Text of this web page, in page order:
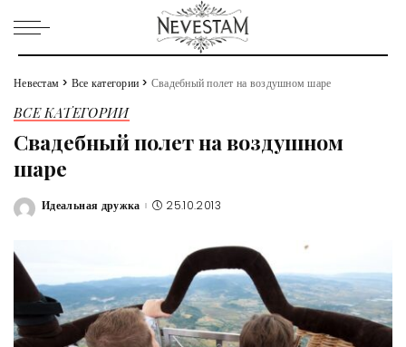
Невестам > Все категории > Свадебный полет на воздушном шаре
ВСЕ КАТЕГОРИИ
Свадебный полет на воздушном
шаре
Posted
Идеальная дружка 25.10.2013